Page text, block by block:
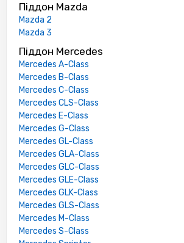
Піддон Mazda
Mazda 2
Mazda 3
Піддон Mercedes
Mercedes A-Class
Mercedes B-Class
Mercedes C-Class
Mercedes CLS-Class
Mercedes E-Class
Mercedes G-Class
Mercedes GL-Class
Mercedes GLA-Class
Mercedes GLC-Class
Mercedes GLE-Class
Mercedes GLK-Class
Mercedes GLS-Class
Mercedes M-Class
Mercedes S-Class